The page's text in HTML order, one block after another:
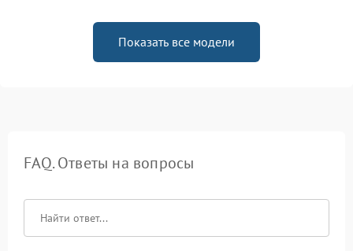
Показать все модели
FAQ. Ответы на вопросы